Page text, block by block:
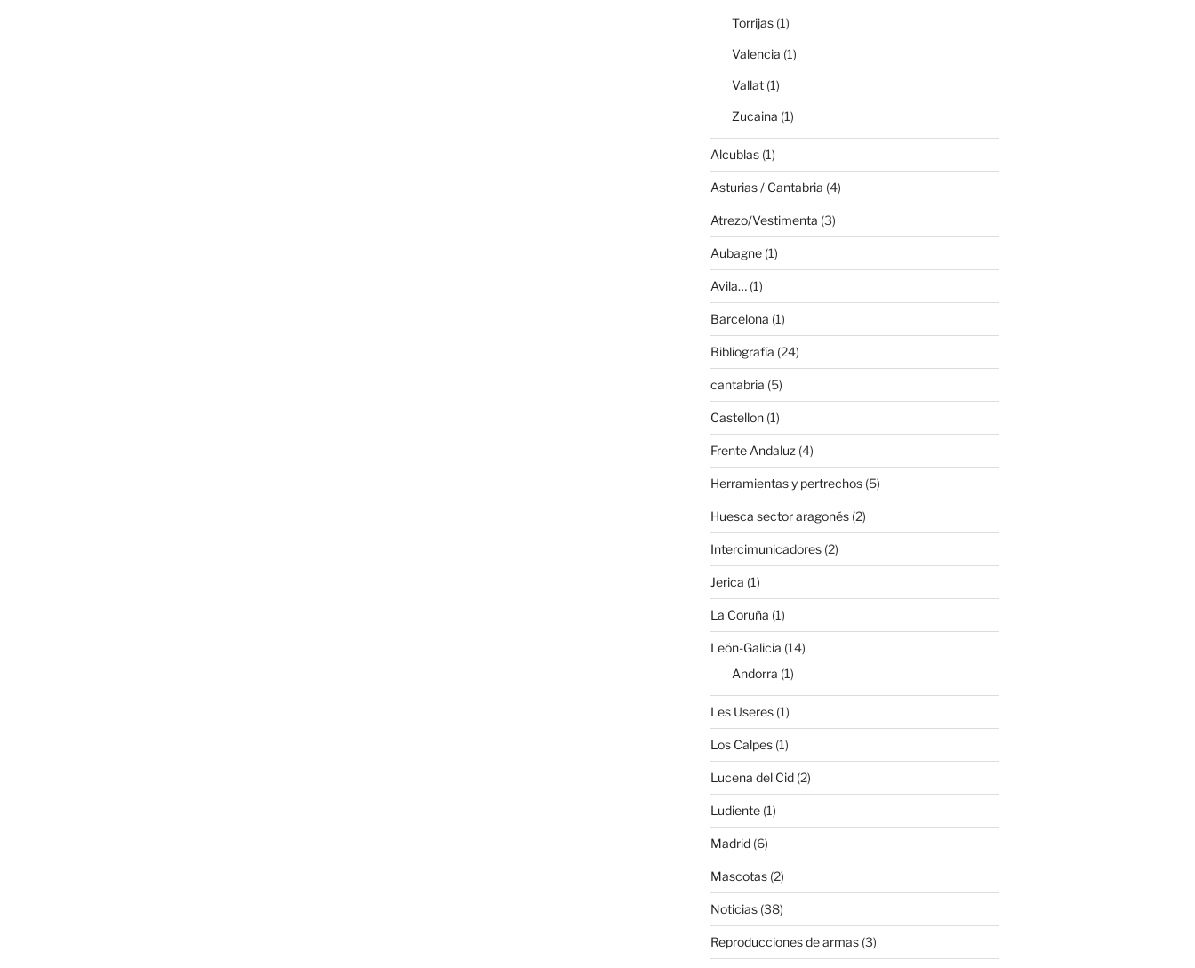
Torrijas(1)
Valencia (1)
Vallat(1)
Zucaina (1)
Alcublas(1)
Asturias / Cantabria (4)
Atrezo/Vestimenta (3)
Aubagne(1)
Avila…(1)
Barcelona (1)
Bibliografía (24)
cantabria (5)
Castellon(1)
Frente Andaluz (4)
Herramientas y pertrechos(5)
Huesca sector aragonés(2)
Intercimunicadores(2)
Jerica (1)
La Coruña (1)
León-Galicia (14)
Andorra (1)
Les Useres(1)
Los Calpes(1)
Lucena del Cid(2)
Ludiente(1)
Madrid(6)
Mascotas(2)
Noticias(38)
Reproducciones de armas(3)